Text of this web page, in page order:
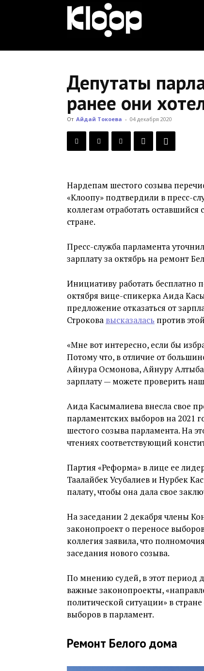
Новости
Кыргызстана
Депутаты
ранее они
От Айдай Токоева - 04 декабря 2020
Нардепам шестого созыва
«Клоопу» подтвердили в пресс-
коллегам отработать
стране.
Пресс-служба парламента
зарплату за октябрь на ремонт
Инициативу работать
октября вице-спикерка Аида
предложение отказаться от
Строкова высказалась против
«Мне вот интересно, если бы
Потому что, в отличие от
Айнура Осмонова, Айнуру
зарплату — можете проверить
Аида Касымалиева внесла свое
парламентских выборов на 2021
шестого созыва парламента. На
чтениях соответствующий
Партия «Реформа» в лице ее
Таалайбек Усубалиев и Нурбек
палату, чтобы она дала свое
На заседании 2 декабря члены
законопроект о переносе
коллегия заявила, что
заседания нового созыва.
По мнению судей, в этот период
важные законопроекты,
политической ситуации» в
выборов в парламент.
Ремонт Белого дома